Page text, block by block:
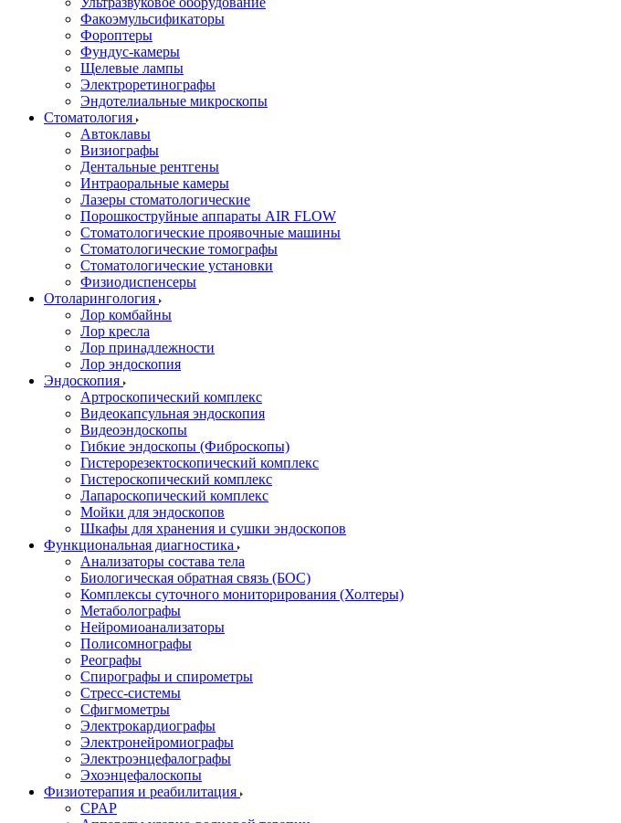
Факоэмульсификаторы
Фороптеры
Фундус-камеры
Щелевые лампы
Электроретинографы
Эндотелиальные микроскопы
Стоматология
Автоклавы
Визиографы
Дентальные рентгены
Интраоральные камеры
Лазеры стоматологические
Порошкоструйные аппараты AIR FLOW
Стоматологические проявочные машины
Стоматологические томографы
Стоматологические установки
Физиодиспенсеры
Отоларингология
Лор комбайны
Лор кресла
Лор принадлежности
Лор эндоскопия
Эндоскопия
Артроскопический комплекс
Видеокапсульная эндоскопия
Видеоэндоскопы
Гибкие эндоскопы (Фиброcкопы)
Гистерорезектоскопический комплекс
Гистероскопический комплекс
Лапароскопический комплекс
Мойки для эндоскопов
Шкафы для хранения и сушки эндоскопов
Функциональная диагностика
Анализаторы состава тела
Биологическая обратная связь (БОС)
Комплексы суточного мониторирования (Холтеры)
Метаболографы
Нейромиоанализаторы
Полисомнографы
Реографы
Спирографы и спирометры
Стресс-системы
Сфигмометры
Электрокардиографы
Электронейромиографы
Электроэнцефалографы
Эхоэнцефалоскопы
Физиотерапия и реабилитация
CPAP